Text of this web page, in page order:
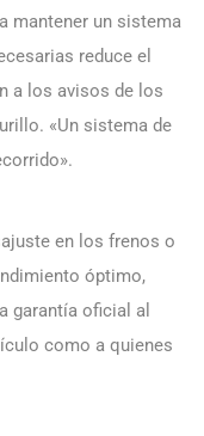
mantener un sistema
reduce el
a los avisos de los
«Un sistema de
en los frenos o
óptimo,
garantía oficial al
como a quienes